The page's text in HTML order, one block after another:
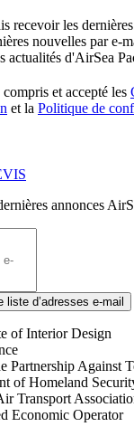
recevoir les
nouvelles par e-
actualités d'AirSea
et accepté les
et la Politique de
annonces